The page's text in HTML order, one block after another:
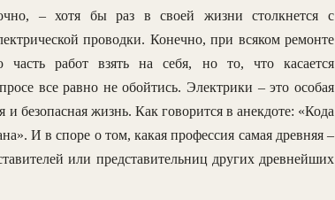
– хотя бы раз в своей жизни столкнется с
проводки. Конечно, при всяком ремонте
часть работ взять на себя, но то, что касается
все равно не обойтись. Электрики – это особая
безопасная жизнь. Как говорится в анекдоте: «Кода
И в споре о том, какая профессия самая древняя –
или представительниц других древнейших